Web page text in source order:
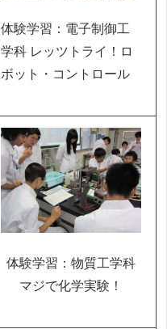
体験学習：電子制御工
学科 レッツトライ！ロ
ボット・コントロール
体験学習：物質工学科
マジで化学実験！